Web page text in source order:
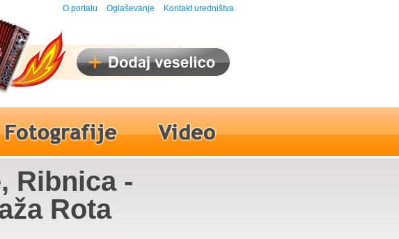
O portalu Oglaševanje Kontakt uredništva
Ribnica -
Rota